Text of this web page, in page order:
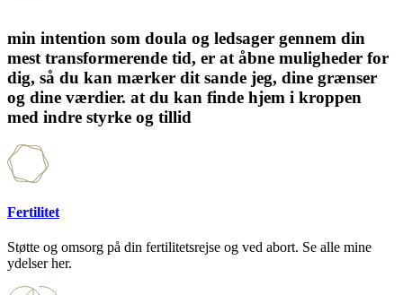
min intention som doula og ledsager gennem din
mest transformerende tid, er at åbne muligheder for
dig, så du kan mærker dit sande jeg, dine grænser
og dine værdier. at du kan finde hjem i kroppen
med indre styrke og tillid
Fertilitet
Støtte og omsorg på din fertilitetsrejse og ved abort. Se alle mine
ydelser her.